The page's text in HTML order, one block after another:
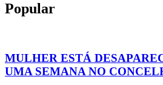
Popular
MULHER ESTÁ
UMA SEMANA NO